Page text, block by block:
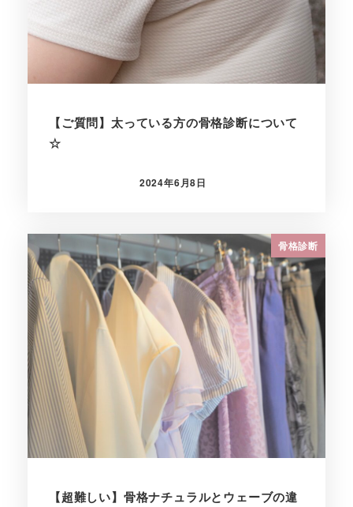
【ご質問】太っている方の骨格診断について
☆
投稿日
2024年6月8日
骨格診断
【超難しい】骨格ナチュラルとウェーブの違